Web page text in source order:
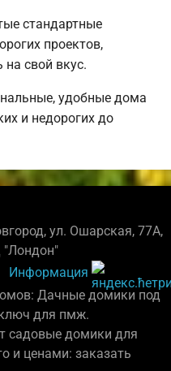
стандартные
проектов,
свой вкус.
удобные дома
и недорогих до
ул. Ошарская, 77А,
Информация
Дачные домики под
для пмж.
садовые домики для
и ценами: заказать